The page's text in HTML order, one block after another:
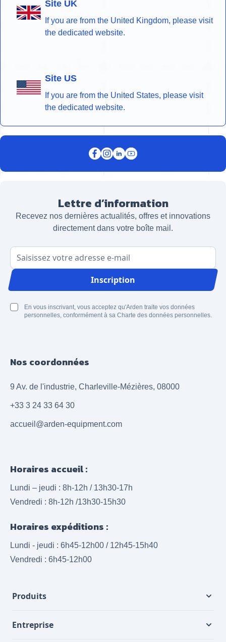
Site UK
If you are from the United Kingdom, please visit
the dedicated website.
Site US
If you are from the United States, please visit
the dedicated website.
Lettre d’information
Recevez nos dernières actualités, offres et innovations
directement dans votre boîte mail.
Adresse email
Inscription
En vous inscrivant, vous acceptez qu'Arden traite vos données
personnelles, conformément à sa Charte des données personnelles.
Nos coordonnées
9 Av. de l'industrie, Charleville-Mézières, 08000
+33 3 24 33 64 30
accueil@arden-equipment.com
Horaires accueil :
Lundi – jeudi : 8h-12h / 13h30-17h
Vendredi : 8h-12h /13h30-15h30
Horaires expéditions :
Lundi - jeudi : 6h45-12h00 / 12h45-15h40
Vendredi : 6h45-12h00
Produits
Entreprise